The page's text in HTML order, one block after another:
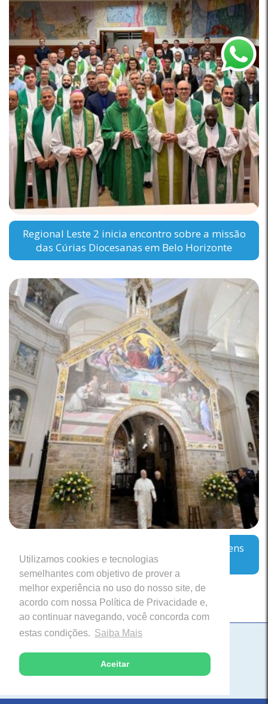
Utilizamos cookies e tecnologias
semelhantes com objetivo de prover a
melhor experiência no uso do nosso site, de
acordo com nossa Política de Privacidade e,
ao continuar navegando, você concorda com
estas condições. Saiba Mais
Aceitar
Regional Leste 2 inicia encontro sobre a missão
das Cúrias Diocesanas em Belo Horizonte
Assis aguarda Leão: o Papa encoraja os jovens
a sonharem com “coisas grandes”
Paróquia Nossa Senhora da Saúde
Itabira, Minas Gerais
Desenvolvido com excelência pela